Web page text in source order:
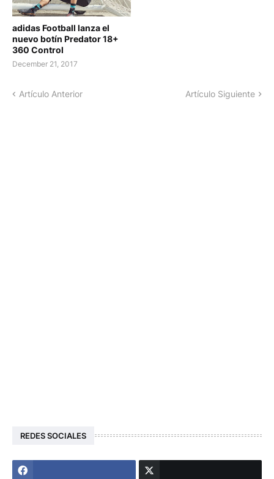
adidas Football lanza el
nuevo botín Predator 18+
360 Control
December 21, 2017
Artículo Anterior Artículo Siguiente
REDES SOCIALES